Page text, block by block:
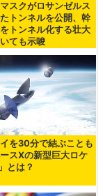
スクがロサンゼルス
トンネルを公開、幹
トンネル化する壮大
ても示唆
を30分で結ぶことも
スXの新型巨大ロケ
とは？